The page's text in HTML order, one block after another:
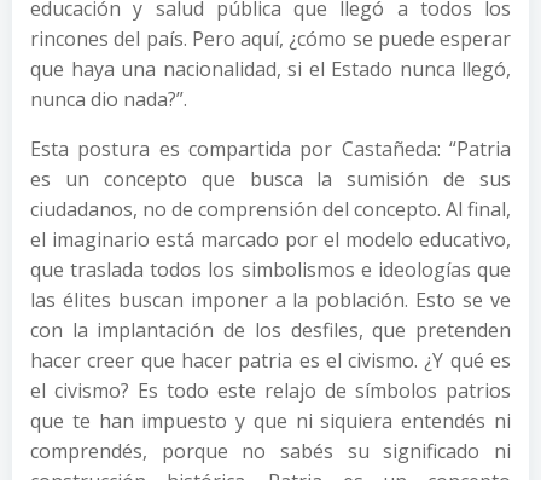
educación y salud pública que llegó a todos los
rincones del país. Pero aquí, ¿cómo se puede esperar
que haya una nacionalidad, si el Estado nunca llegó,
nunca dio nada?”.
Esta postura es compartida por Castañeda: “Patria
es un concepto que busca la sumisión de sus
ciudadanos, no de comprensión del concepto. Al final,
el imaginario está marcado por el modelo educativo,
que traslada todos los simbolismos e ideologías que
las élites buscan imponer a la población. Esto se ve
con la implantación de los desfiles, que pretenden
hacer creer que hacer patria es el civismo. ¿Y qué es
el civismo? Es todo este relajo de símbolos patrios
que te han impuesto y que ni siquiera entendés ni
comprendés, porque no sabés su significado ni